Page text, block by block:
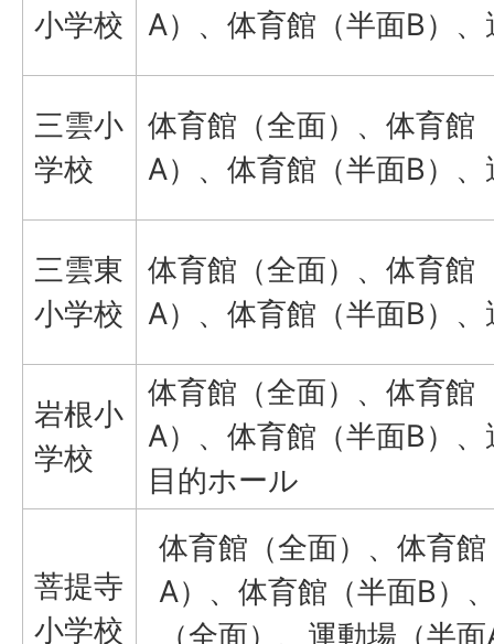
小学校
A）、体育館（半面B）、
三雲小
学校
体育館（全面）、体育館
A）、体育館（半面B）、
三雲東
小学校
体育館（全面）、体育館
A）、体育館（半面B）、
岩根小
学校
体育館（全面）、体育館
A）、体育館（半面B）
目的ホール
菩提寺
小学校
体育館（全面）、体育
A）、体育館（半面B）
（全面）、運動場（半